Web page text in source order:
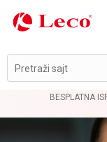
Pretraži sajt
ISPORUKA za